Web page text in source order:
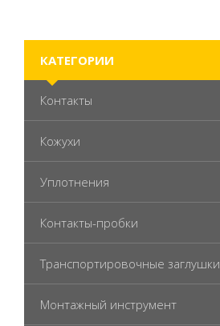
КАТЕГОРИИ
Контакты
Кожухи
Уплотнения
Контакты-пробки
Транспортировочные заглушки
Монтажный инструмент